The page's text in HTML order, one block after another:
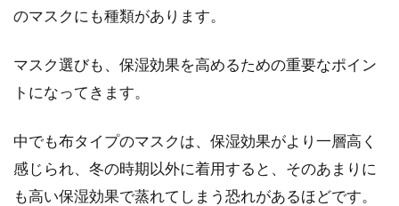
のマスクにも種類があります。
マスク選びも、保湿効果を高めるための重要なポイン
トになってきます。
中でも布タイプのマスクは、保湿効果がより一層高く
感じられ、冬の時期以外に着用すると、そのあまりに
も高い保湿効果で蒸れてしまう恐れがあるほどです。